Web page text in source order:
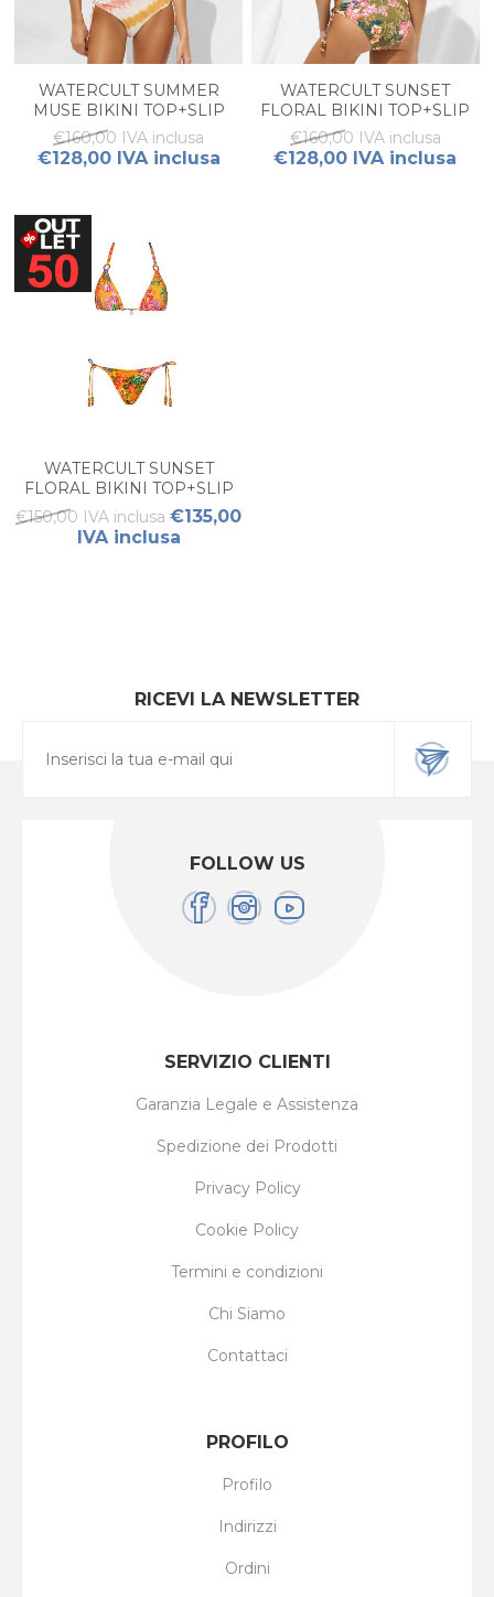
WATERCULT SUMMER
MUSE BIKINI TOP+SLIP
€160,00 IVA inclusa
€128,00 IVA inclusa
WATERCULT SUNSET
FLORAL BIKINI TOP+SLIP
DRAPPEGGIO
€160,00 IVA inclusa
€128,00 IVA inclusa
WATERCULT SUNSET
FLORAL BIKINI TOP+SLIP
€150,00 IVA inclusa €135,00
IVA inclusa
RICEVI LA NEWSLETTER
FOLLOW US
SERVIZIO CLIENTI
Garanzia Legale e Assistenza
Spedizione dei Prodotti
Privacy Policy
Cookie Policy
Termini e condizioni
Chi Siamo
Contattaci
PROFILO
Profilo
Indirizzi
Ordini